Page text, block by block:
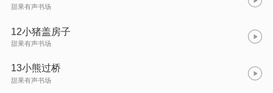
甜果有声书场
12小猪盖房子
甜果有声书场
13小熊过桥
甜果有声书场